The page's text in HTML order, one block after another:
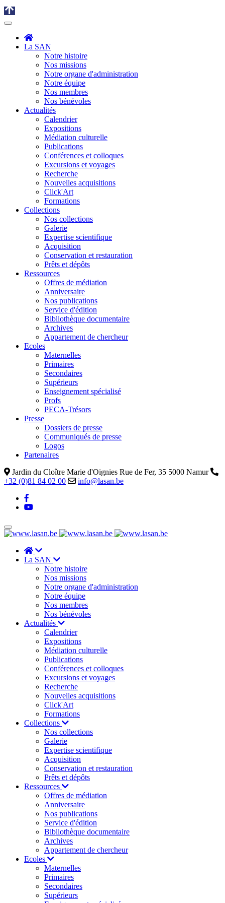
La SAN
Notre histoire
Nos missions
Notre organe d'administration
Notre équipe
Nos membres
Nos bénévoles
Actualités
Calendrier
Expositions
Médiation culturelle
Publications
Conférences et colloques
Excursions et voyages
Recherche
Nouvelles acquisitions
Click'Art
Formations
Collections
Nos collections
Galerie
Expertise scientifique
Acquisition
Conservation et restauration
Prêts et dépôts
Ressources
Offres de médiation
Anniversaire
Nos publications
Service d'édition
Bibliothèque documentaire
Archives
Appartement de chercheur
Ecoles
Maternelles
Primaires
Secondaires
Supérieurs
Enseignement spécialisé
Profs
PECA-Trésors
Presse
Dossiers de presse
Communiqués de presse
Logos
Partenaires
Jardin du Cloître Marie d'Oignies Rue de Fer, 35 5000 Namur
+32 (0)81 84 02 00
info@lasan.be
La SAN
Notre histoire
Nos missions
Notre organe d'administration
Notre équipe
Nos membres
Nos bénévoles
Actualités
Calendrier
Expositions
Médiation culturelle
Publications
Conférences et colloques
Excursions et voyages
Recherche
Nouvelles acquisitions
Click'Art
Formations
Collections
Nos collections
Galerie
Expertise scientifique
Acquisition
Conservation et restauration
Prêts et dépôts
Ressources
Offres de médiation
Anniversaire
Nos publications
Service d'édition
Bibliothèque documentaire
Archives
Appartement de chercheur
Ecoles
Maternelles
Primaires
Secondaires
Supérieurs